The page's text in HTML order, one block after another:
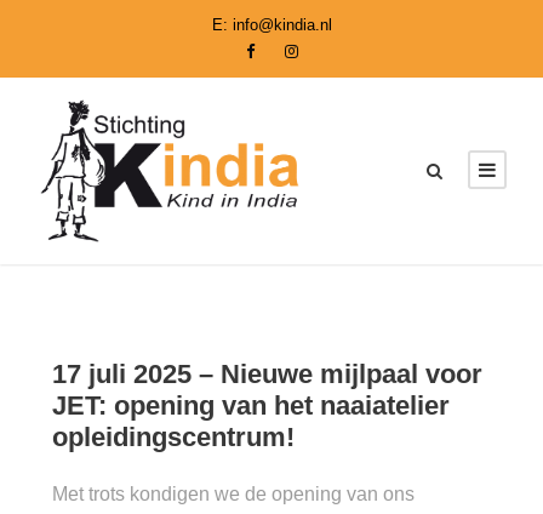
E: info@kindia.nl
17 juli 2025 – Nieuwe mijlpaal voor
JET: opening van het naaiatelier
opleidingscentrum!
Met trots kondigen we de opening van ons